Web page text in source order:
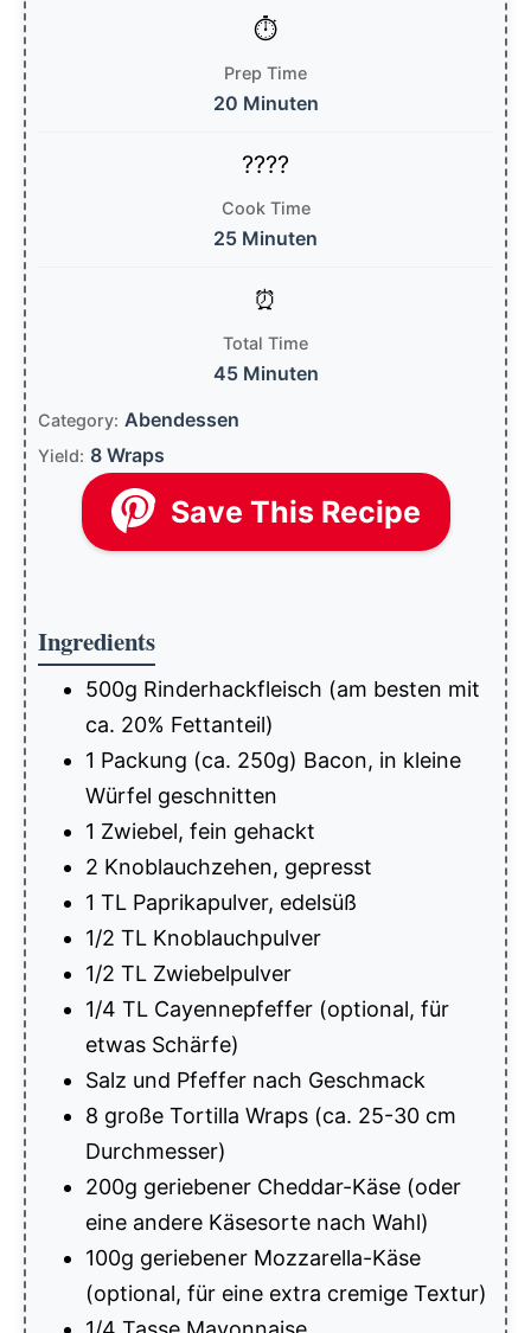
Prep Time
20 Minuten
Cook Time
25 Minuten
Total Time
45 Minuten
Category: Abendessen
Yield: 8 Wraps
Save This Recipe
Ingredients
500g Rinderhackfleisch (am besten mit
ca. 20% Fettanteil)
1 Packung (ca. 250g) Bacon, in kleine
Würfel geschnitten
1 Zwiebel, fein gehackt
2 Knoblauchzehen, gepresst
1 TL Paprikapulver, edelsüß
1/2 TL Knoblauchpulver
1/2 TL Zwiebelpulver
1/4 TL Cayennepfeffer (optional, für
etwas Schärfe)
Salz und Pfeffer nach Geschmack
8 große Tortilla Wraps (ca. 25-30 cm
Durchmesser)
200g geriebener Cheddar-Käse (oder
eine andere Käsesorte nach Wahl)
100g geriebener Mozzarella-Käse
(optional, für eine extra cremige Textur)